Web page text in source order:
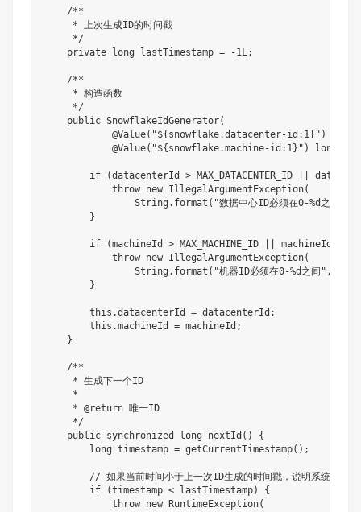
    /**
     * 上次生成ID的时间戳
     */
    private long lastTimestamp = -1L;
    /**
     * 构造函数
     */
    public SnowflakeIdGenerator(
@Value("${snowflake.datacenter-id:1}") long
@Value("${snowflake.machine-id:1}") long
if (datacenterId > MAX_DATACENTER_ID ||
            throw new IllegalArgumentException(
String.format("数据中心ID必须在0-%d之间",
        }
if (machineId > MAX_MACHINE_ID || machineId <
            throw new IllegalArgumentException(
String.format("机器ID必须在0-%d之间",
        }
        this.datacenterId = datacenterId;
        this.machineId = machineId;
    }
    /**
     * 生成下一个ID
     *
     * @return 唯一ID
     */
    public synchronized long nextId() {
        long timestamp = getCurrentTimestamp();
// 如果当前时间小于上一次ID生成的时间戳，说明系统时钟回
        if (timestamp < lastTimestamp) {
            throw new RuntimeException(